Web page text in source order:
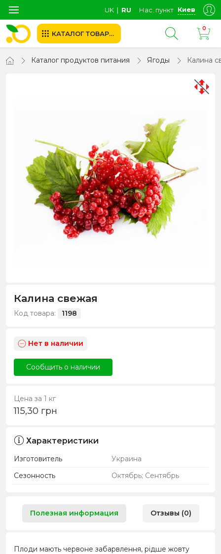
UK ∣ RU Нас. пункт Киев
КАТАЛОГ ТОВАРОВ
0
Каталог продуктов питания Ягоды Калина
Калина свежая
Код товара: 1198
Нет в наличии
Сообщить о наличии
Цена за 1 кг
115,30 грн
Характеристики
Изготовитель
Украина
Сезонность
Октябрь; Сентябрь
Полезная информация Отзывы (0)
Плоди мають червоне забарвлення, рідше жовту